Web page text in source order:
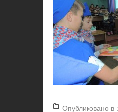
Опубликовано в :